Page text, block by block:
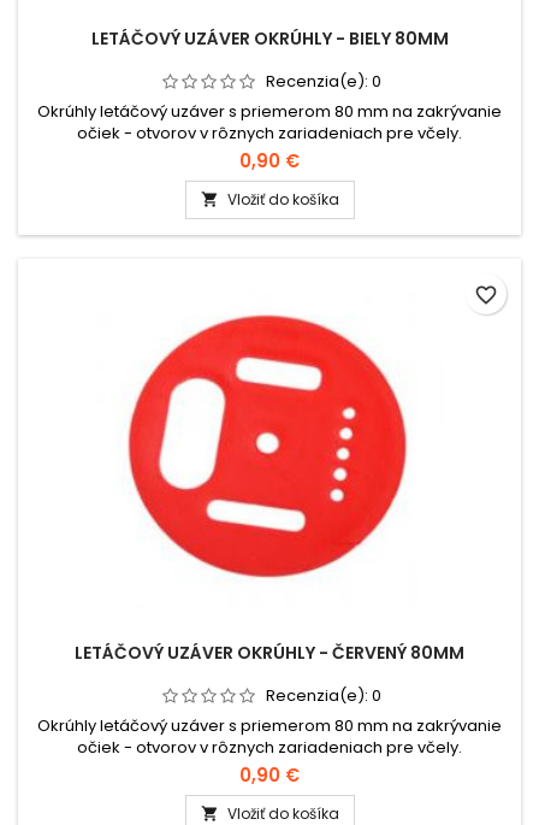
LETÁČOVÝ UZÁVER OKRÚHLY - BIELY 80MM
Recenzia(e): 0
Okrúhly letáčový uzáver s priemerom 80 mm na zakrývanie
očiek - otvorov v rôznych zariadeniach pre včely.
0,90 €
 Vložiť do košíka
LETÁČOVÝ UZÁVER OKRÚHLY - ČERVENÝ 80MM
Recenzia(e): 0
Okrúhly letáčový uzáver s priemerom 80 mm na zakrývanie
očiek - otvorov v rôznych zariadeniach pre včely.
0,90 €
 Vložiť do košíka
favorite_border